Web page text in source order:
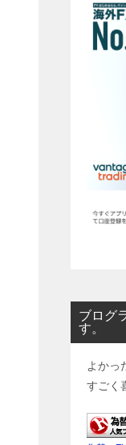
ブログ
す。
よかっ
すごく